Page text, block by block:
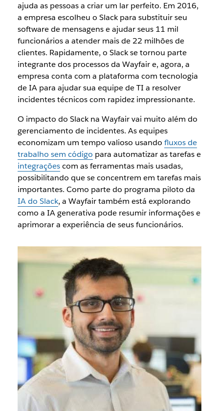
ajuda as pessoas a criar um lar perfeito. Em 2016,
a empresa escolheu o Slack para substituir seu
software de mensagens e ajudar seus 11 mil
funcionários a atender mais de 22 milhões de
clientes. Rapidamente, o Slack se tornou parte
integrante dos processos da Wayfair e, agora, a
empresa conta com a plataforma com tecnologia
de IA para ajudar sua equipe de TI a resolver
incidentes técnicos com rapidez impressionante.
O impacto do Slack na Wayfair vai muito além do
gerenciamento de incidentes. As equipes
economizam um tempo valioso usando fluxos de
trabalho sem código para automatizar as tarefas e
integraçõescom as ferramentas mais usadas,
possibilitando que se concentrem em tarefas mais
importantes. Como parte do programa piloto da
IA do Slack, a Wayfair também está explorando
como a IA generativa pode resumir informações e
aprimorar a experiência de seus funcionários.